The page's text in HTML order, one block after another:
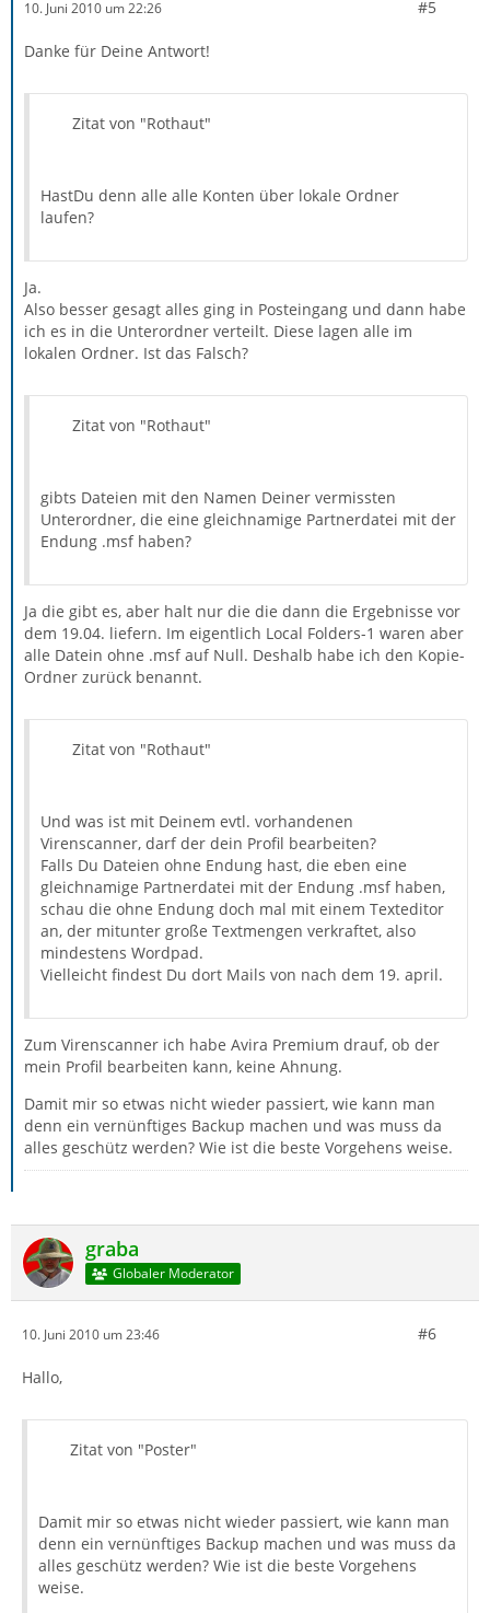
10. Juni 2010 um 22:26 #5
Danke für Deine Antwort!
Zitat von "Rothaut"
HastDu denn alle alle Konten über lokale Ordner
laufen?
Ja.
Also besser gesagt alles ging in Posteingang und dann habe
ich es in die Unterordner verteilt. Diese lagen alle im
lokalen Ordner. Ist das Falsch?
Zitat von "Rothaut"
gibts Dateien mit den Namen Deiner vermissten
Unterordner, die eine gleichnamige Partnerdatei mit der
Endung .msf haben?
Ja die gibt es, aber halt nur die die dann die Ergebnisse vor
dem 19.04. liefern. Im eigentlich Local Folders-1 waren aber
alle Datein ohne .msf auf Null. Deshalb habe ich den Kopie-
Ordner zurück benannt.
Zitat von "Rothaut"
Und was ist mit Deinem evtl. vorhandenen
Virenscanner, darf der dein Profil bearbeiten?
Falls Du Dateien ohne Endung hast, die eben eine
gleichnamige Partnerdatei mit der Endung .msf haben,
schau die ohne Endung doch mal mit einem Texteditor
an, der mitunter große Textmengen verkraftet, also
mindestens Wordpad.
Vielleicht findest Du dort Mails von nach dem 19. april.
Zum Virenscanner ich habe Avira Premium drauf, ob der
mein Profil bearbeiten kann, keine Ahnung.
Damit mir so etwas nicht wieder passiert, wie kann man
denn ein vernünftiges Backup machen und was muss da
alles geschütz werden? Wie ist die beste Vorgehens weise.
graba
Globaler Moderator
10. Juni 2010 um 23:46 #6
Hallo,
Zitat von "Poster"
Damit mir so etwas nicht wieder passiert, wie kann man
denn ein vernünftiges Backup machen und was muss da
alles geschütz werden? Wie ist die beste Vorgehens
weise.